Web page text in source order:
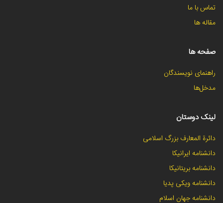
تماس با ما
مقاله ها
صفحه ها
راهنمای نویسندگان
مدخل‌ها
لینک دوستان
دائرة المعارف بزرگ اسلامی
دانشنامه ایرانیکا
دانشنامه بریتانیکا
دانشنامه ویکی پدیا
دانشنامه جهان اسلام